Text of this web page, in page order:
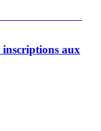
inscriptions aux